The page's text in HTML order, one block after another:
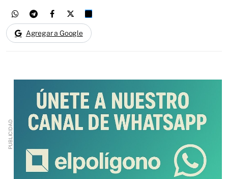
Agregar a Google